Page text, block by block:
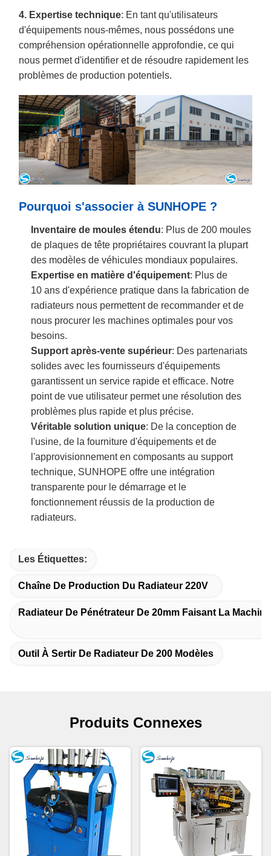
4. Expertise technique: En tant qu'utilisateurs
d'équipements nous-mêmes, nous possédons une
compréhension opérationnelle approfondie, ce qui
nous permet d'identifier et de résoudre rapidement les
problèmes de production potentiels.
Pourquoi s'associer à SUNHOPE ?
Inventaire de moules étendu: Plus de 200 moules
de plaques de tête propriétaires couvrant la plupart
des modèles de véhicules mondiaux populaires.
Expertise en matière d'équipement: Plus de
10 ans d'expérience pratique dans la fabrication de
radiateurs nous permettent de recommander et de
nous procurer les machines optimales pour vos
besoins.
Support après-vente supérieur: Des partenariats
solides avec les fournisseurs d'équipements
garantissent un service rapide et efficace. Notre
point de vue utilisateur permet une résolution des
problèmes plus rapide et plus précise.
Véritable solution unique: De la conception de
l'usine, de la fourniture d'équipements et de
l'approvisionnement en composants au support
technique, SUNHOPE offre une intégration
transparente pour le démarrage et le
fonctionnement réussis de la production de
radiateurs.
Les Étiquettes:
Chaîne De Production Du Radiateur 220V
Radiateur De Pénétrateur De 20mm Faisant La Machine
Outil À Sertir De Radiateur De 200 Modèles
Produits Connexes